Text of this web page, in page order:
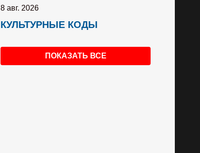
8 авг. 2026
КУЛЬТУРНЫЕ КОДЫ
ПОКАЗАТЬ ВСЕ